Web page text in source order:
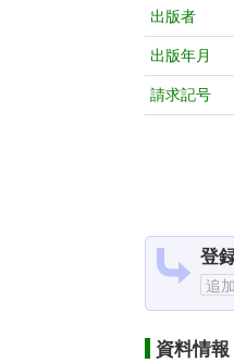
出版者
出版年月
請求記号
登
資料情報